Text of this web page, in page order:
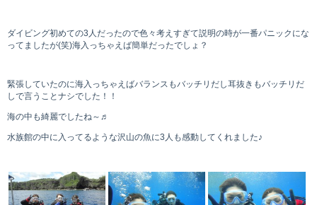
ダイビング初めての3人だったので色々考えすぎて説明の時が一番パニックにな
ってましたが(笑)海入っちゃえば簡単だったでしょ？
緊張していたのに海入っちゃえばバランスもバッチリだし耳抜きもバッチリだ
しで言うことナシでした！！
海の中も綺麗でしたね～♬
水族館の中に入ってるような沢山の魚に3人も感動してくれました♪